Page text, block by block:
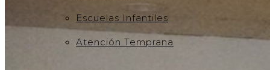
Escuelas Infantiles
Atención Temprana